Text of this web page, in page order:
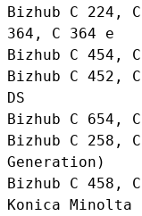
Bizhub C 224,
364, C 364 e
Bizhub C 454,
Bizhub C 452,
DS
Bizhub C 654,
Bizhub C 258,
Generation)
Bizhub C 458,
Konica Minolta